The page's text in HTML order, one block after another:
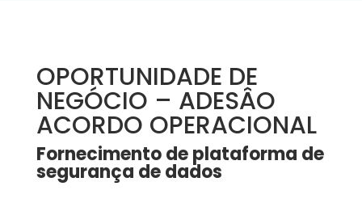
OPORTUNIDADE DE
NEGÓCIO – ADESÂO
ACORDO OPERACIONAL
Fornecimento de plataforma de
segurança de dados